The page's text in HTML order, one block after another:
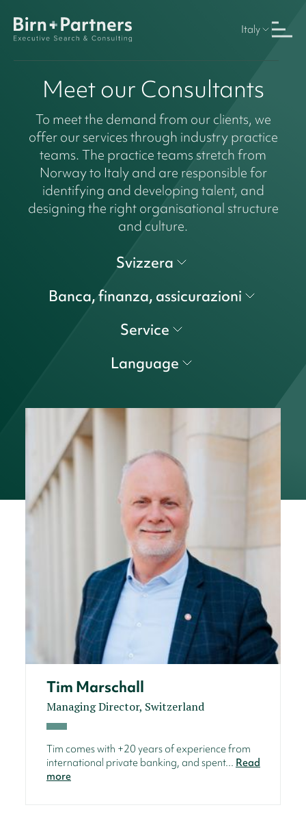
Italy
Meet our Consultants
To meet the demand from our clients, we
offer our services through industry practice
teams. The practice teams stretch from
Norway to Italy and are responsible for
identifying and developing talent, and
designing the right organisational structure
and culture.
Svizzera
Banca, finanza, assicurazioni
Service
Language
Tim Marschall
Managing Director, Switzerland
Tim comes with +20 years of experience from
international private banking, and spent... Read
more